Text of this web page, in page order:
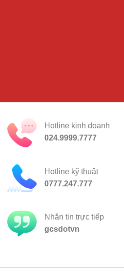
Hotline kinh doanh
024.9999.7777
Hotline kỹ thuật
0777.247.777
Nhắn tin trực tiếp
gcsdotvn